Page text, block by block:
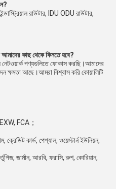
রাউটার, IDU ODU রাউটার,
কাছ থেকে কিনতে হবে?
পণ্যগুলিতে ফোকাস করছি।আমাদের
ক্ষমতা আছে।আমরা বিশ্বাস করি কোয়ালিটি
EXW, FCA；
কার্ড, পেপ্যাল, ওয়েস্টার্ন ইউনিয়ন,
জার্মান, আরবি, ফরাসি, রুশ, কোরিয়ান,